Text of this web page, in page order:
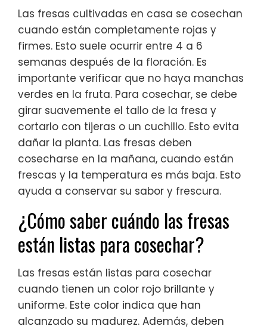
Las fresas cultivadas en casa se cosechan
cuando están completamente rojas y
firmes. Esto suele ocurrir entre 4 a 6
semanas después de la floración. Es
importante verificar que no haya manchas
verdes en la fruta. Para cosechar, se debe
girar suavemente el tallo de la fresa y
cortarlo con tijeras o un cuchillo. Esto evita
dañar la planta. Las fresas deben
cosecharse en la mañana, cuando están
frescas y la temperatura es más baja. Esto
ayuda a conservar su sabor y frescura.
¿Cómo saber cuándo las fresas
están listas para cosechar?
Las fresas están listas para cosechar
cuando tienen un color rojo brillante y
uniforme. Este color indica que han
alcanzado su madurez. Además, deben